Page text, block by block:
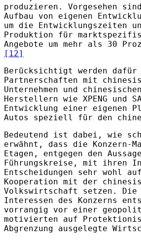
produzieren. Vorgesehen
Aufbau von eigenen
um die Entwicklungszeiten
Produktion für
Angebote um mehr als 30
[12]
Berücksichtigt werden
Partnerschaften mit
Unternehmen und
Herstellern wie XPENG und
Entwicklung einer eigenen
Autos speziell für den
Bedeutend ist dabei, wie
erwähnt, dass die Konzern-
Etagen, entgegen den
Führungskreise, mit ihren
Entscheidungen sehr wohl
Kooperation mit der
Volkswirtschaft setzen.
Interessen des Konzerns
vorrangig vor einer
motivierten auf
Abgrenzung ausgelegte